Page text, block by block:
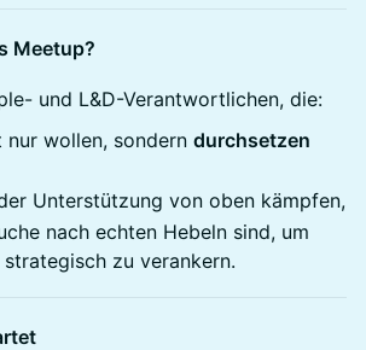
Meetup?
und L&D-Verantwortlichen, die:
nur wollen, sondern durchsetzen
Unterstützung von oben kämpfen,
nach echten Hebeln sind, um
zu verankern.